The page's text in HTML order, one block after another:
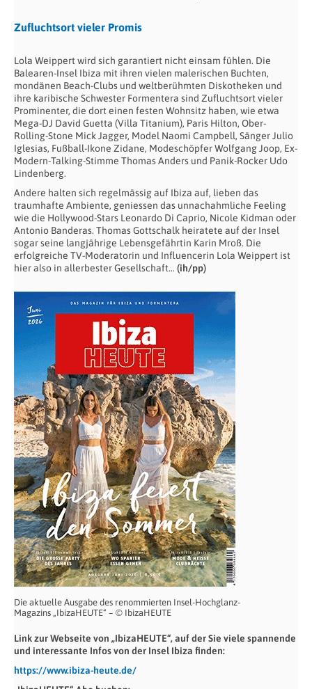
Zufluchtsort vieler Promis
Lola Weippert wird sich garantiert nicht einsam fühlen. Die
Balearen-Insel Ibiza mit ihren vielen malerischen Buchten,
mondänen Beach-Clubs und weltberühmten Diskotheken und
ihre karibische Schwester Formentera sind Zufluchtsort vieler
Prominenter, die dort einen festen Wohnsitz haben, wie etwa
Mega-DJ David Guetta (Villa Titanium), Paris Hilton, Ober-
Rolling-Stone Mick Jagger, Model Naomi Campbell, Sänger Julio
Iglesias, Fußball-Ikone Zidane, Modeschöpfer Wolfgang Joop, Ex-
Modern-Talking-Stimme Thomas Anders und Panik-Rocker Udo
Lindenberg.
Andere halten sich regelmässig auf Ibiza auf, lieben das
traumhafte Ambiente, geniessen das unnachahmliche Feeling
wie die Hollywood-Stars Leonardo Di Caprio, Nicole Kidman oder
Antonio Banderas. Thomas Gottschalk heiratete auf der Insel
sogar seine langjährige Lebensgefährtin Karin Mroß. Die
erfolgreiche TV-Moderatorin und Influencerin Lola Weippert ist
hier also in allerbester Gesellschaft… (ih/pp)
Die aktuelle Ausgabe des renommierten Insel-Hochglanz-
Magazins „IbizaHEUTE“ – © IbizaHEUTE
Link zur Webseite von „IbizaHEUTE“, auf der Sie viele spannende
und interessante Infos von der Insel Ibiza finden:
https://www.ibiza-heute.de/